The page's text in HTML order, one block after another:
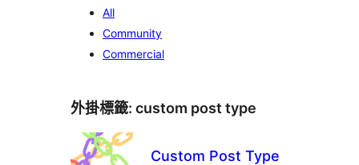
All
Community
Commercial
外掛標籤: custom post type
Custom Post Type